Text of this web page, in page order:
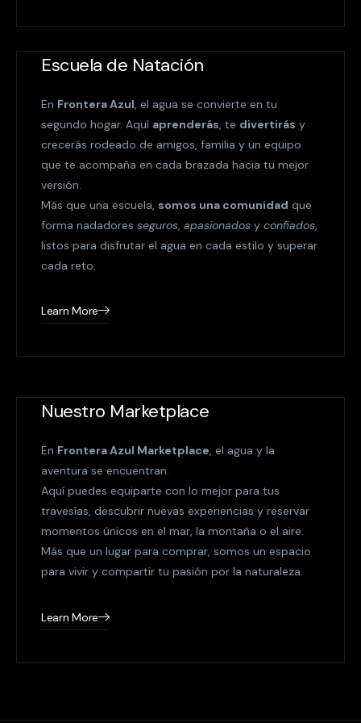
Escuela de Natación
En Frontera Azul, el agua se convierte en tu
segundo hogar. Aquí aprenderás, te divertirás y
crecerás rodeado de amigos, familia y un equipo
que te acompaña en cada brazada hacia tu mejor
versión.
Más que una escuela, somos una comunidad que
forma nadadores seguros, apasionados y confiados,
listos para disfrutar el agua en cada estilo y superar
cada reto.
Learn More
Nuestro Marketplace
En Frontera Azul Marketplace, el agua y la
aventura se encuentran.
Aquí puedes equiparte con lo mejor para tus
travesías, descubrir nuevas experiencias y reservar
momentos únicos en el mar, la montaña o el aire.
Más que un lugar para comprar, somos un espacio
para vivir y compartir tu pasión por la naturaleza.
Learn More